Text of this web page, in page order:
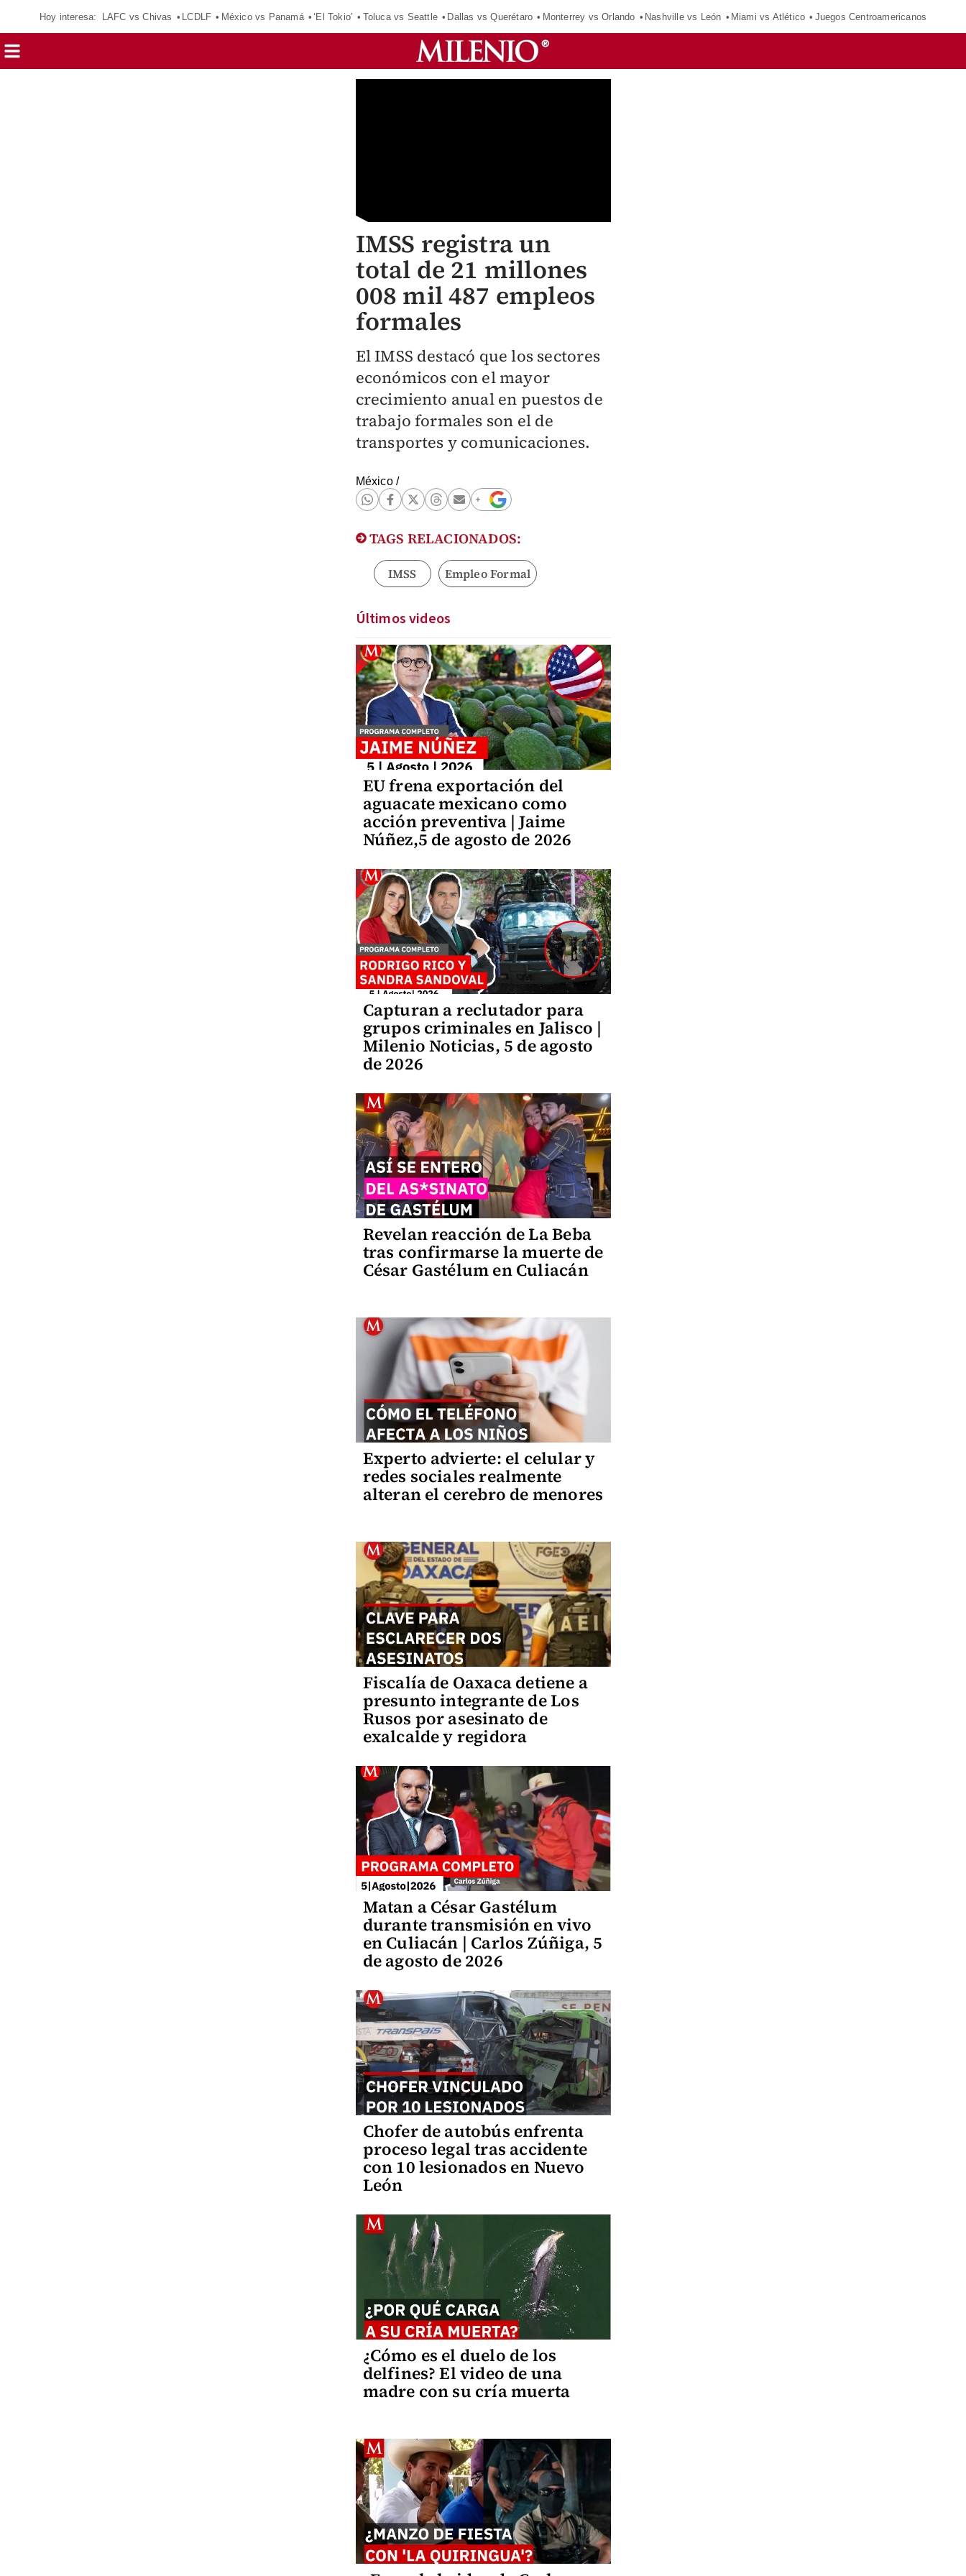
Hoy interesa: LAFC vs Chivas LCDLF México vs Panamá ‘El Tokio’ Toluca vs Seattle Dallas vs Querétaro Monterrey vs Orlando Nashville vs León Miami vs Atlético Juegos Centroamericanos
IMSS registra un
total de 21 millones
008 mil 487 empleos
formales
El IMSS destacó que los sectores
económicos con el mayor
crecimiento anual en puestos de
trabajo formales son el de
transportes y comunicaciones.
México/
TAGS RELACIONADOS:
IMSS Empleo Formal
Últimos videos
EU frena exportación del
aguacate mexicano como
acción preventiva | Jaime
Núñez,5 de agosto de 2026
Capturan a reclutador para
grupos criminales en Jalisco |
Milenio Noticias, 5 de agosto
de 2026
Revelan reacción de La Beba
tras confirmarse la muerte de
César Gastélum en Culiacán
Experto advierte: el celular y
redes sociales realmente
alteran el cerebro de menores
Fiscalía de Oaxaca detiene a
presunto integrante de Los
Rusos por asesinato de
exalcalde y regidora
Matan a César Gastélum
durante transmisión en vivo
en Culiacán | Carlos Zúñiga, 5
de agosto de 2026
Chofer de autobús enfrenta
proceso legal tras accidente
con 10 lesionados en Nuevo
León
¿Cómo es el duelo de los
delfines? El video de una
madre con su cría muerta